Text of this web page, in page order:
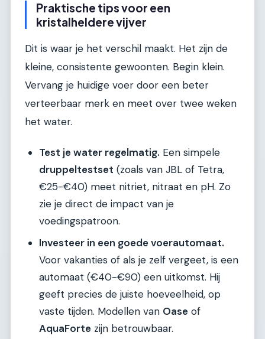
Praktische tips voor een
kristalheldere vijver
Dit is waar je het verschil maakt. Het zijn de
kleine, consistente gewoonten. Begin klein.
Vervang je huidige voer door een beter
verteerbaar merk en meet over twee weken
het water.
Test je water regelmatig. Een simpele
druppeltestset (zoals van JBL of Tetra,
€25-€40) meet nitriet, nitraat en pH. Zo
zie je direct de impact van je
voedingspatroon.
Investeer in een goede voerautomaat.
Voor vakanties of als je zelf vergeet, is een
automaat (€40-€90) een uitkomst. Hij
geeft precies de juiste hoeveelheid, op
vaste tijden. Modellen van Oase of
AquaForte zijn betrouwbaar.